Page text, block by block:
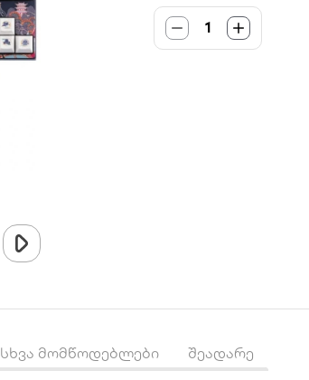
1
სხვა მომწოდებლები შეადარე